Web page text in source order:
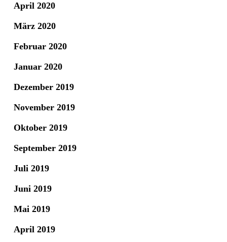
April 2020
März 2020
Februar 2020
Januar 2020
Dezember 2019
November 2019
Oktober 2019
September 2019
Juli 2019
Juni 2019
Mai 2019
April 2019